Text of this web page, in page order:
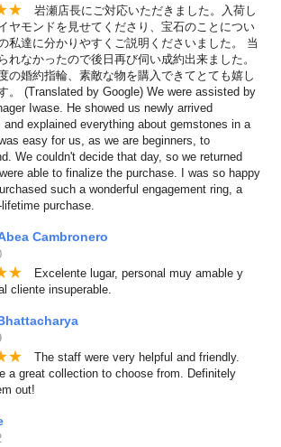
★ 岩瀬店長にご対応いただきました。入荷し
ヤモンドを見せてくださり、宝石のことについ
私達に分かりやすくご説明くださいました。 当
れなかったので後日再び伺い成約出来ました。
の婚約指輪、素敵な物を購入できてとても嬉し
。 (Translated by Google) We were assisted by
Iwase. He showed us newly arrived
and explained everything about gemstones in a
easy for us, as we are beginners, to
We couldn't decide that day, so we returned
able to finalize the purchase. I was so happy
such a wonderful engagement ring, a
purchase.
Cambronero
★ Excelente lugar, personal muy amable y
cliente insuperable.
★ The staff were very helpful and friendly.
a great collection to choose from. Definitely
out!